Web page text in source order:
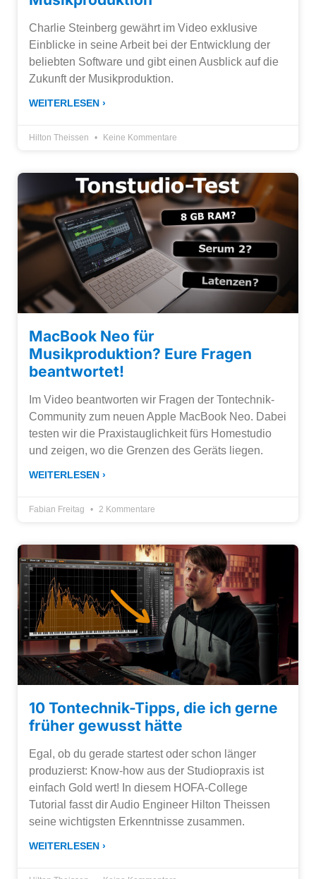
Charlie Steinberg gewährt im Video exklusive
Einblicke in seine Arbeit bei der Entwicklung der
beliebten Software und gibt einen Ausblick auf die
Zukunft der Musikproduktion.
WEITERLESEN ›
Hilton Theissen Keine Kommentare
MacBook Neo für
Musikproduktion? Eure Fragen
beantwortet!
Im Video beantworten wir Fragen der Tontechnik-
Community zum neuen Apple MacBook Neo. Dabei
testen wir die Praxistauglichkeit fürs Homestudio
und zeigen, wo die Grenzen des Geräts liegen.
WEITERLESEN ›
Fabian Freitag 2 Kommentare
10 Tontechnik-Tipps, die ich gerne
früher gewusst hätte
Egal, ob du gerade startest oder schon länger
produzierst: Know-how aus der Studiopraxis ist
einfach Gold wert! In diesem HOFA-College
Tutorial fasst dir Audio Engineer Hilton Theissen
seine wichtigsten Erkenntnisse zusammen.
WEITERLESEN ›